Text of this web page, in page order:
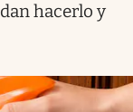
hacerlo y